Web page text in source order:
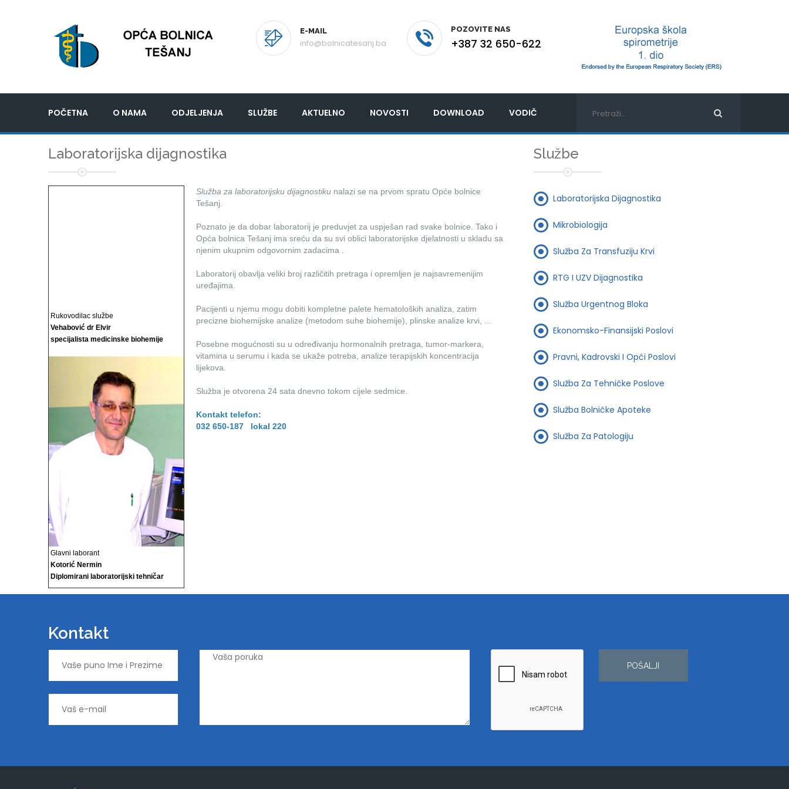
E-MAIL
info@bolnicatesanj.ba
POZOVITE NAS
+387 32 650-622
POČETNA O NAMA ODJELJENJA SLUŽBE AKTUELNO NOVOSTI DOWNLOAD VODIČ
Laboratorijska dijagnostika
Rukovodilac službe
Vehabović dr Elvir
specijalista medicinske biohemije
Glavni laborant
Kotorić Nermin
Diplomirani laboratorijski tehničar
Služba za laboratorijsku dijagnostiku nalazi se na prvom spratu Opće bolnice
Tešanj.
Poznato je da dobar laboratorij je preduvjet za uspješan rad svake bolnice. Tako i
Opća bolnica Tešanj ima sreću da su svi oblici laboratorijske djelatnosti u skladu sa
njenim ukupnim odgovornim zadacima .
Laboratorij obavlja veliki broj različitih pretraga i opremljen je najsavremenijim
uređajima.
Pacijenti u njemu mogu dobiti kompletne palete hematoloških analiza, zatim
precizne biohemijske analize (metodom suhe biohemije), plinske analize krvi, ...
Posebne mogućnosti su u određivanju hormonalnih pretraga, tumor-markera,
vitamina u serumu i kada se ukaže potreba, analize terapijskih koncentracija
lijekova.
Služba je otvorena 24 sata dnevno tokom cijele sedmice.
Kontakt telefon:
032 650-187 lokal 220
Službe
Laboratorijska Dijagnostika
Mikrobiologija
Služba Za Transfuziju Krvi
RTG I UZV Dijagnostika
Služba Urgentnog Bloka
Ekonomsko-Finansijski Poslovi
Pravni, Kadrovski I Opći Poslovi
Služba Za Tehničke Poslove
Služba Bolničke Apoteke
Služba Za Patologiju
Kontakt
POŠALJI